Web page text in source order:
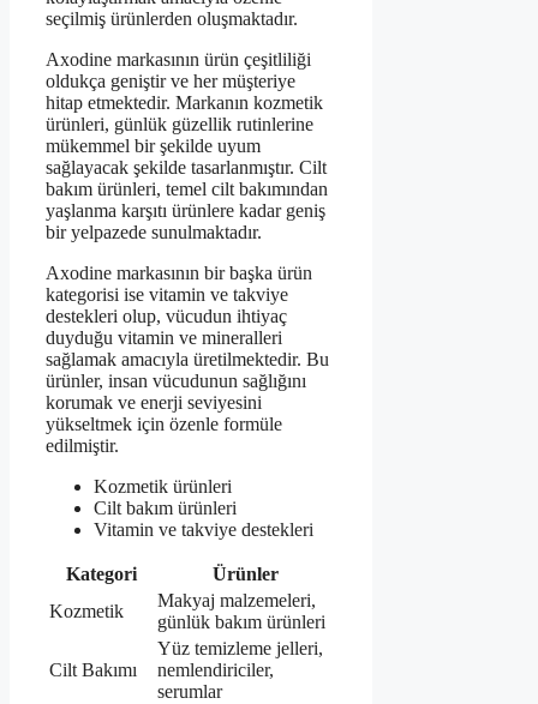
seçilmiş ürünlerden oluşmaktadır.
Axodine markasının ürün çeşitliliği
oldukça geniştir ve her müşteriye
hitap etmektedir. Markanın kozmetik
ürünleri, günlük güzellik rutinlerine
mükemmel bir şekilde uyum
sağlayacak şekilde tasarlanmıştır. Cilt
bakım ürünleri, temel cilt bakımından
yaşlanma karşıtı ürünlere kadar geniş
bir yelpazede sunulmaktadır.
Axodine markasının bir başka ürün
kategorisi ise vitamin ve takviye
destekleri olup, vücudun ihtiyaç
duyduğu vitamin ve mineralleri
sağlamak amacıyla üretilmektedir. Bu
ürünler, insan vücudunun sağlığını
korumak ve enerji seviyesini
yükseltmek için özenle formüle
edilmiştir.
Kozmetik ürünleri
Cilt bakım ürünleri
Vitamin ve takviye destekleri
Kategori
Ürünler
Kozmetik
Makyaj malzemeleri,
günlük bakım ürünleri
Cilt Bakımı
Yüz temizleme jelleri,
nemlendiriciler,
serumlar